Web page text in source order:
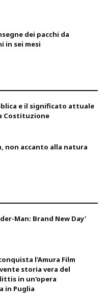
dei pacchi da
in sei mesi
e il significato attuale
Costituzione
non accanto alla natura
Man: Brand New Day'
l'Amura Film
storia vera del
in un'opera
in Puglia